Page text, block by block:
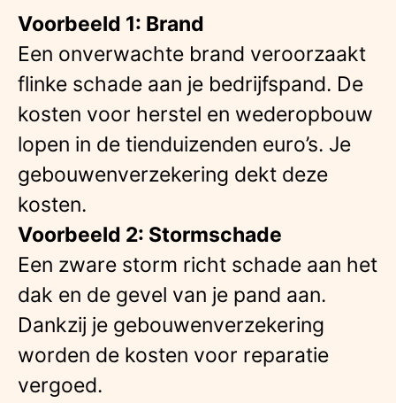
Voorbeeld 1: Brand
Een onverwachte brand veroorzaakt
flinke schade aan je bedrijfspand. De
kosten voor herstel en wederopbouw
lopen in de tienduizenden euro’s. Je
gebouwenverzekering dekt deze
kosten.
Voorbeeld 2: Stormschade
Een zware storm richt schade aan het
dak en de gevel van je pand aan.
Dankzij je gebouwenverzekering
worden de kosten voor reparatie
vergoed.